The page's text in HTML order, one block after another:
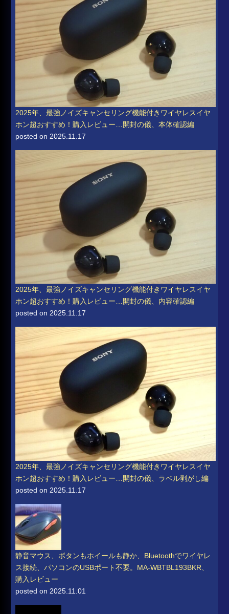
2025年、最強ノイズキャンセリング機能付きワイヤレスイヤ
ホン超おすすめ！購入レビュー…開封の儀、本体確認編
posted on 2025.11.17
2025年、最強ノイズキャンセリング機能付きワイヤレスイヤ
ホン超おすすめ！購入レビュー…開封の儀、内容確認編
posted on 2025.11.17
2025年、最強ノイズキャンセリング機能付きワイヤレスイヤ
ホン超おすすめ！購入レビュー…開封の儀、ラベル剥がし編
posted on 2025.11.17
静音マウス、ボタンもホイールも静か、Bluetoothでワイヤレ
ス接続、パソコンのUSBポート不要。MA-WBTBL193BKR、
購入レビュー
posted on 2025.11.01